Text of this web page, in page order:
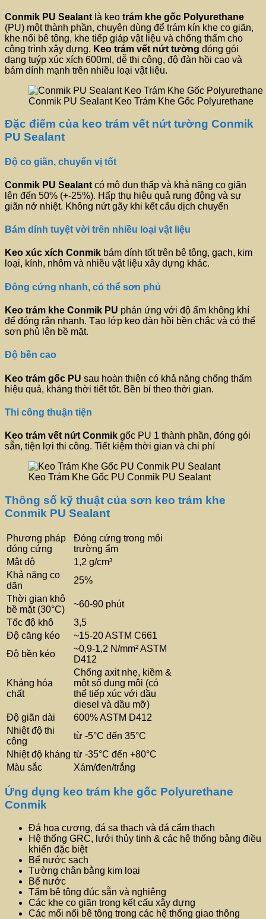
Conmik PU Sealant là keo trám khe gốc Polyurethane
(PU) một thành phần, chuyên dùng để trám kín khe co giãn,
khe nối bê tông, khe tiếp giáp vật liệu và chống thấm cho
công trình xây dựng. Keo trám vết nứt tường đóng gói
dạng tuýp xúc xích 600ml, dễ thi công, độ đàn hồi cao và
bám dính mạnh trên nhiều loại vật liệu.
Conmik PU Sealant Keo Trám Khe Gốc Polyurethane
Đặc điểm của keo trám vết nứt tường Conmik
PU Sealant
Độ co giãn, chuyển vị tốt
Conmik PU Sealant có mô đun thấp và khả năng co giãn
lên đến 50% (+-25%). Hấp thụ hiệu quả rung động và sự
giãn nở nhiệt. Không nứt gãy khi kết cấu dịch chuyển
Bám dính tuyệt vời trên nhiều loại vật liệu
Keo xúc xích Conmik bám dính tốt trên bê tông, gạch, kim
loại, kính, nhôm và nhiều vật liệu xây dựng khác.
Đông cứng nhanh, có thể sơn phủ
Keo trám khe Conmik PU phản ứng với độ ẩm không khí
để đóng rắn nhanh. Tạo lớp keo đàn hồi bền chắc và có thể
sơn phủ lên bề mặt.
Độ bền cao
Keo trám gốc PU sau hoàn thiện có khả năng chống thấm
hiệu quả, kháng thời tiết tốt. Bền bỉ theo thời gian.
Thi công thuận tiện
Keo trám vết nứt Conmik gốc PU 1 thành phần, đóng gói
sẵn, tiện lợi thi công. Tiết kiệm thời gian và chi phí
Keo Trám Khe Gốc PU Conmik PU Sealant
Thông số kỹ thuật của sơn keo trám khe
Conmik PU Sealant
Phương pháp
đóng cứng
Đóng cứng trong môi
trường ẩm
Mật độ
1,2 g/cm³
Khả năng co
dãn
25%
Thời gian khô
bề mặt (30°C)
~60-90 phút
Tốc độ khô
3,5
Độ căng kéo
~15-20 ASTM C661
Độ bền kéo
~0,9-1,2 N/mm² ASTM
D412
Kháng hóa
chất
Chống axit nhẹ, kiềm &
một số dung môi (có
thể tiếp xúc với dầu
diesel và dầu mỡ)
Độ giãn dài
600% ASTM D412
Nhiệt độ thi
công
từ -5°C đến 35°C
Nhiệt độ kháng từ -35°C đến +80°C
Màu sắc
Xám/đen/trắng
Ứng dụng keo trám khe gốc Polyurethane
Conmik
Đá hoa cương, đá sa thạch và đá cẩm thạch
Hệ thống GRC, lưới thủy tinh & các hệ thống bảng điều
khiển đặc biệt
Bể nước sạch
Tường chân bằng kim loại
Bể nước
Tấm bê tông đúc sẵn và nghiêng
Các khe co giãn trong kết cấu xây dựng
Các mối nối bê tông trong các hệ thống giao thông